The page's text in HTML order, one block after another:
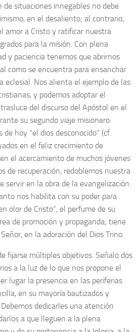
de situaciones innegables no debe
en el desaliento; al contrario,
amor a Cristo y ratificar nuestra
para la misión. Con plena
y paciencia tenemos que abrirnos
como se encuentra para ensanchar
eclesial. Nos alienta el ejemplo de las
y podemos adoptar el
del discurso del Apóstol en el
su segundo viaje misionero:
hoy “el dios desconocido” (cf.
en el feliz crecimiento de
el acercamiento de muchos jóvenes
de recuperación, redoblemos nuestra
servir en la obra de la evangelización.
nos habilita con su poder para
olor de Cristo”, el perfume de su
de promoción y propaganda; tiene
en la adoración del Dios Trino.
fijarse múltiples objetivos. Señalo dos
a la luz de lo que nos propone el
lugar la presencia en las periferias
en su mayoría bautizados y
dedicarles una atención
a que lleguen a la plena